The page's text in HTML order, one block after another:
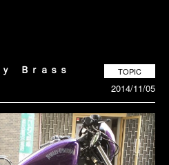
Ｂｒａｓｓ TOPIC
2014/11/05